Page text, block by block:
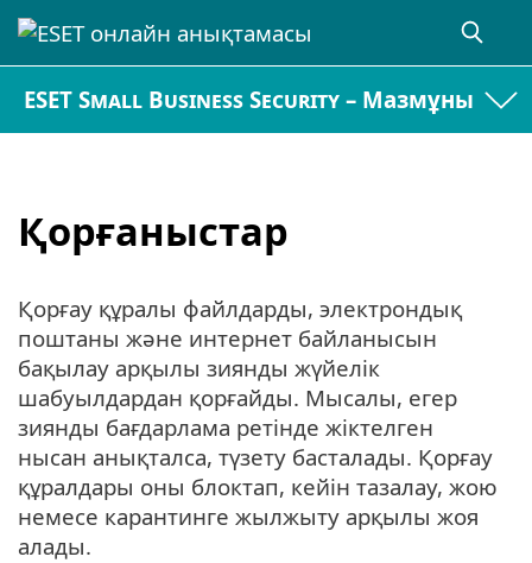
ESET Small Business Security – Мазмұны
Қорғаныстар
Қорғау құралы файлдарды, электрондық
поштаны және интернет байланысын
бақылау арқылы зиянды жүйелік
шабуылдардан қорғайды. Мысалы, егер
зиянды бағдарлама ретінде жіктелген
нысан анықталса, түзету басталады. Қорғау
құралдары оны блоктап, кейін тазалау, жою
немесе карантинге жылжыту арқылы жоя
алады.